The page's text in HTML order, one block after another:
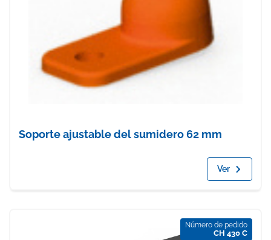
Soporte ajustable del sumidero 62 mm
Ver
Número de pedido
CH 430 C